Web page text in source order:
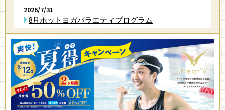
2026/7/31
8月ホットヨガバラエティプログラム
2026/7/6
7・8月スケジュール
2026/7/3
訂正版 7，8レッスンプログラム
2025/9/3
カスタマーハラスメント防止に関する基本方針